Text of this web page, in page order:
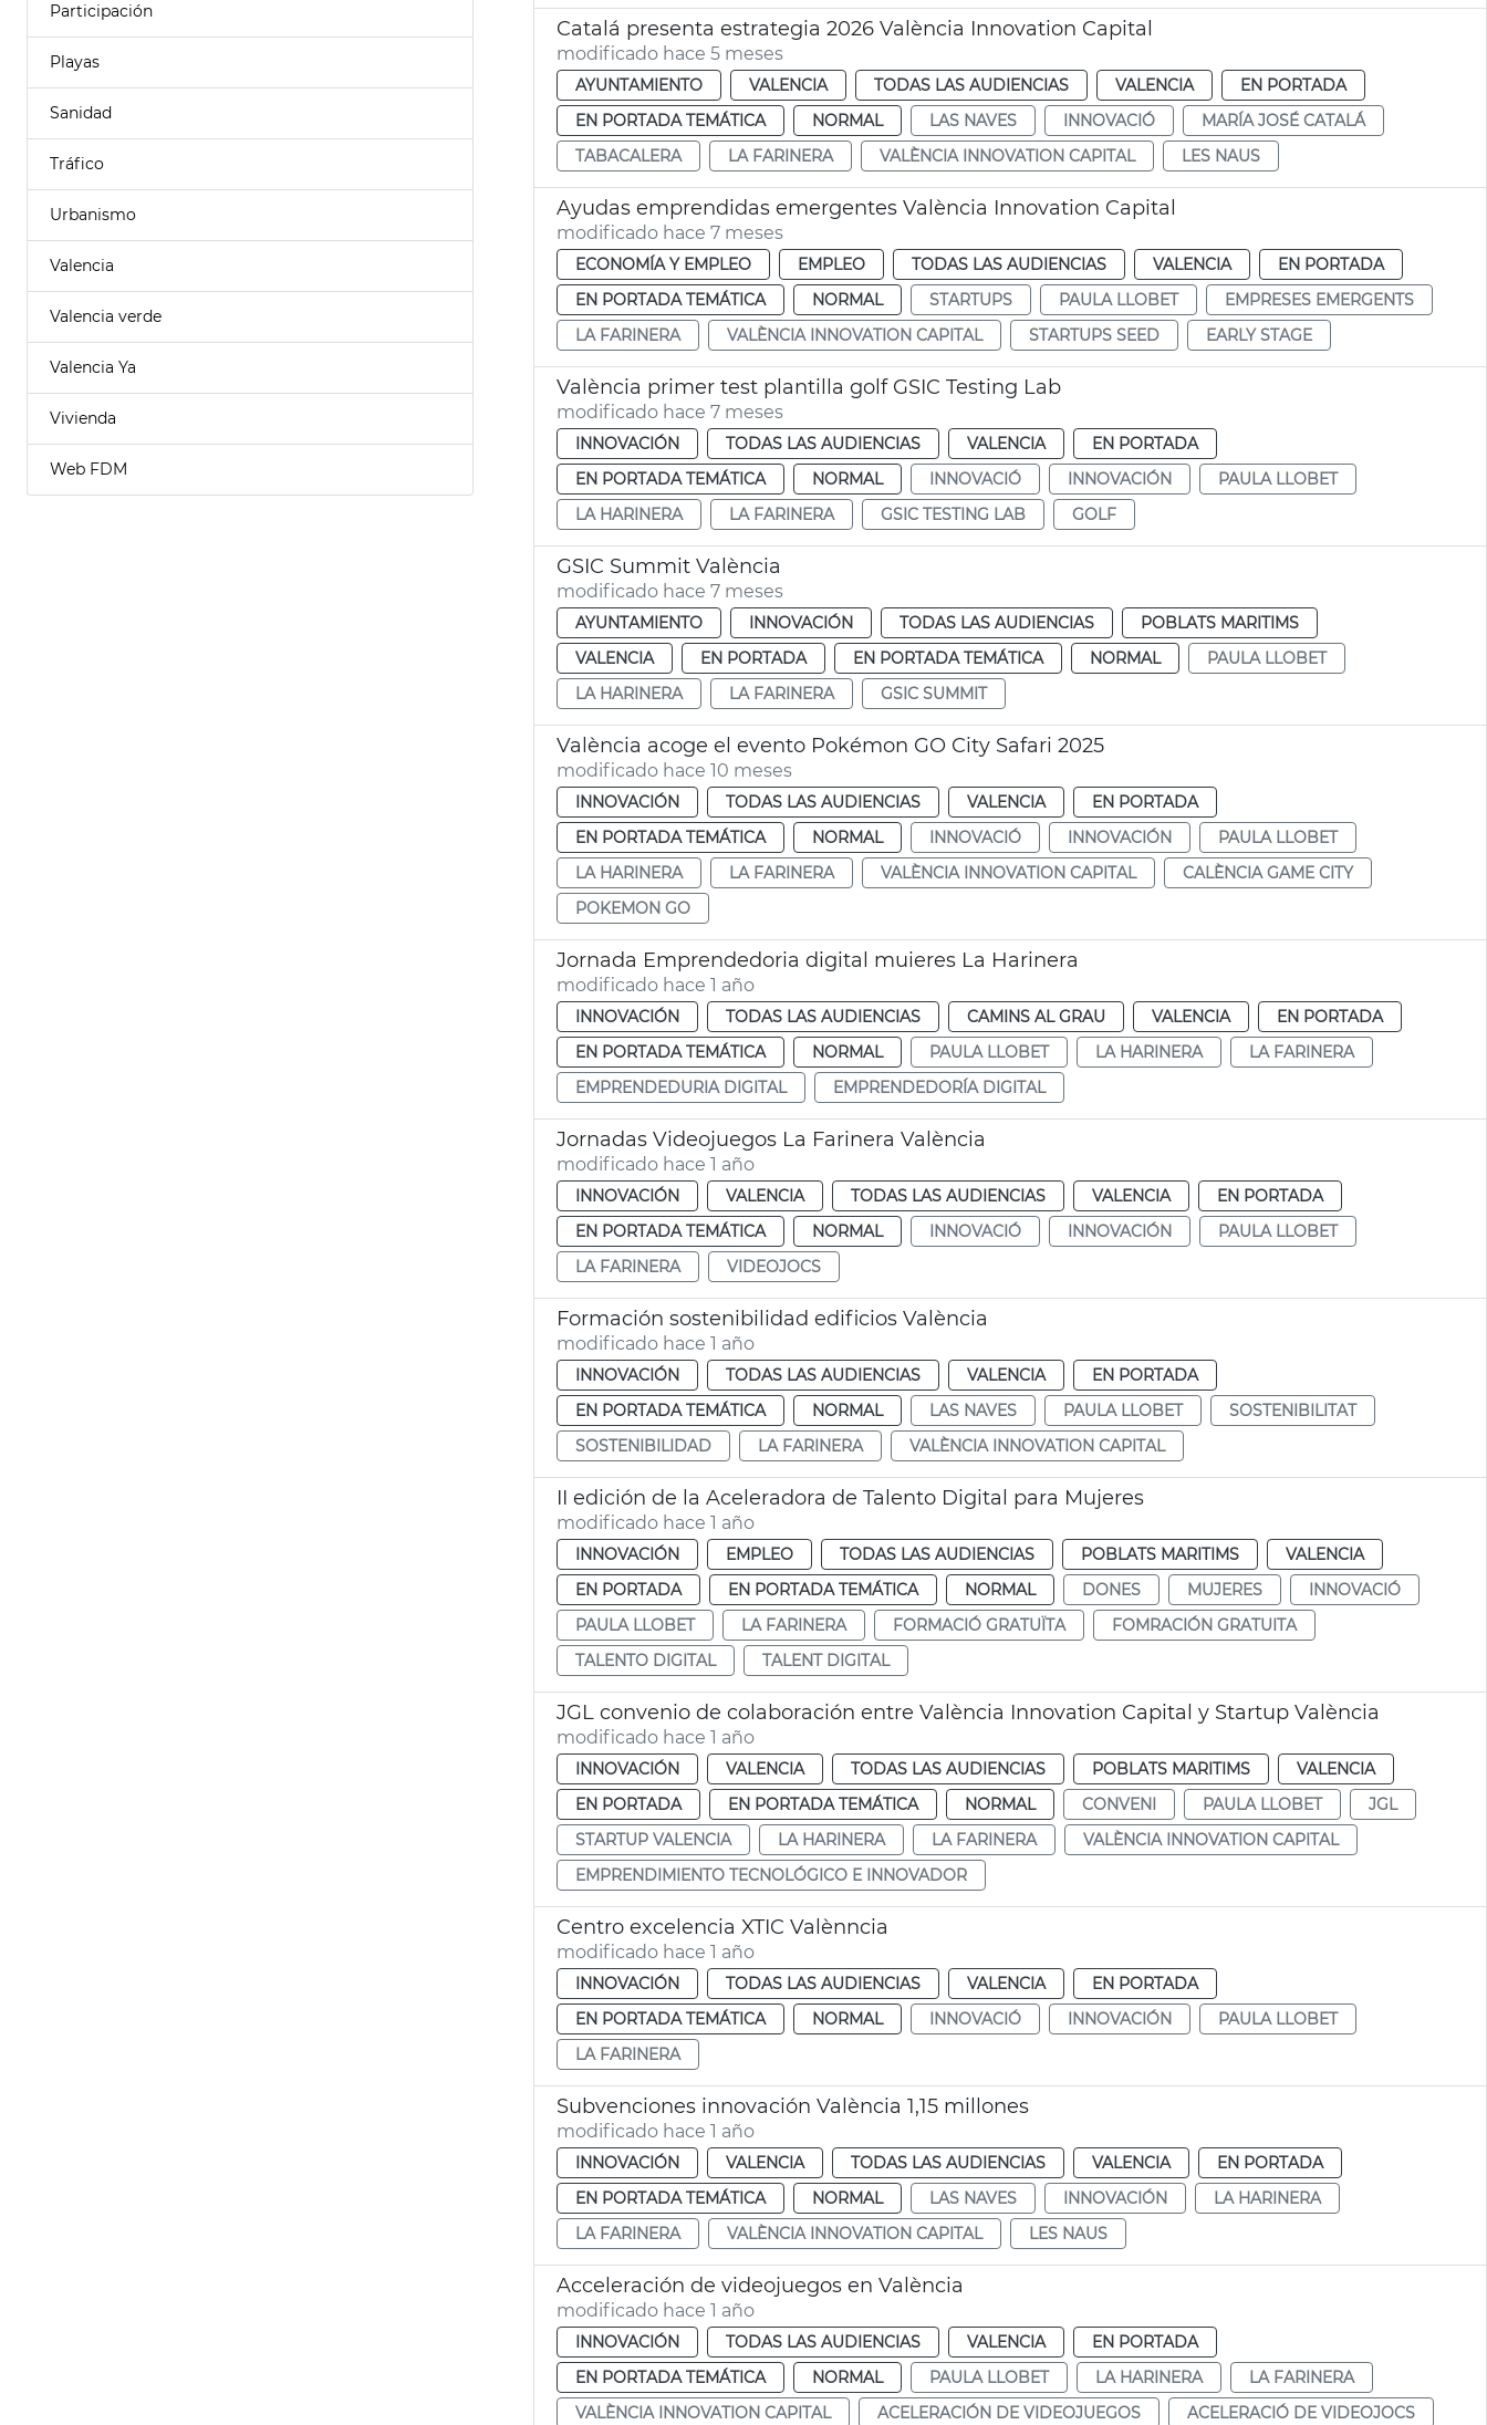
Participación
Playas
Sanidad
Tráfico
Urbanismo
Valencia
Valencia verde
Valencia Ya
Vivienda
Web FDM
Catalá presenta estrategia 2026 València Innovation Capital
modificado hace 5 meses
AYUNTAMIENTO VALENCIA TODAS LAS AUDIENCIAS VALENCIA
EN PORTADA
EN PORTADA TEMÁTICA
NORMAL LAS NAVES INNOVACIÓ
MARÍA JOSÉ CATALÁ
TABACALERA
LA FARINERA VALÈNCIA INNOVATION CAPITAL LES NAUS
Ayudas emprendidas emergentes València Innovation Capital
modificado hace 7 meses
ECONOMÍA Y EMPLEO EMPLEO TODAS LAS AUDIENCIAS VALENCIA
EN PORTADA
EN PORTADA TEMÁTICA
NORMAL STARTUPS PAULA LLOBET
EMPRESES EMERGENTS
LA FARINERA
VALÈNCIA INNOVATION CAPITAL STARTUPS SEED EARLY STAGE
València primer test plantilla golf GSIC Testing Lab
modificado hace 7 meses
INNOVACIÓN TODAS LAS AUDIENCIAS VALENCIA
EN PORTADA
EN PORTADA TEMÁTICA
NORMAL INNOVACIÓ INNOVACIÓN
PAULA LLOBET
LA HARINERA
LA FARINERA GSIC TESTING LAB GOLF
GSIC Summit València
modificado hace 7 meses
AYUNTAMIENTO INNOVACIÓN TODAS LAS AUDIENCIAS
POBLATS MARITIMS
VALENCIA
EN PORTADA EN PORTADA TEMÁTICA NORMAL
PAULA LLOBET
LA HARINERA
LA FARINERA GSIC SUMMIT
València acoge el evento Pokémon GO City Safari 2025
modificado hace 10 meses
INNOVACIÓN TODAS LAS AUDIENCIAS VALENCIA
EN PORTADA
EN PORTADA TEMÁTICA
NORMAL INNOVACIÓ INNOVACIÓN
PAULA LLOBET
LA HARINERA
LA FARINERA VALÈNCIA INNOVATION CAPITAL
CALÈNCIA GAME CITY
POKEMON GO
Jornada Emprendedoria digital muieres La Harinera
modificado hace 1 año
INNOVACIÓN TODAS LAS AUDIENCIAS CAMINS AL GRAU VALENCIA
EN PORTADA
EN PORTADA TEMÁTICA
NORMAL PAULA LLOBET LA HARINERA
LA FARINERA
EMPRENDEDURIA DIGITAL
EMPRENDEDORÍA DIGITAL
Jornadas Videojuegos La Farinera València
modificado hace 1 año
INNOVACIÓN VALENCIA TODAS LAS AUDIENCIAS VALENCIA
EN PORTADA
EN PORTADA TEMÁTICA
NORMAL INNOVACIÓ INNOVACIÓN
PAULA LLOBET
LA FARINERA
VIDEOJOCS
Formación sostenibilidad edificios València
modificado hace 1 año
INNOVACIÓN TODAS LAS AUDIENCIAS VALENCIA
EN PORTADA
EN PORTADA TEMÁTICA
NORMAL LAS NAVES PAULA LLOBET
SOSTENIBILITAT
SOSTENIBILIDAD
LA FARINERA VALÈNCIA INNOVATION CAPITAL
II edición de la Aceleradora de Talento Digital para Mujeres
modificado hace 1 año
INNOVACIÓN EMPLEO TODAS LAS AUDIENCIAS POBLATS MARITIMS
VALENCIA
EN PORTADA
EN PORTADA TEMÁTICA NORMAL DONES MUJERES
INNOVACIÓ
PAULA LLOBET
LA FARINERA FORMACIÓ GRATUÏTA
FOMRACIÓN GRATUITA
TALENTO DIGITAL
TALENT DIGITAL
JGL convenio de colaboración entre València Innovation Capital y Startup València
modificado hace 1 año
INNOVACIÓN VALENCIA TODAS LAS AUDIENCIAS POBLATS MARITIMS
VALENCIA
EN PORTADA
EN PORTADA TEMÁTICA NORMAL CONVENI PAULA LLOBET
JGL
STARTUP VALENCIA
LA HARINERA LA FARINERA
VALÈNCIA INNOVATION CAPITAL
EMPRENDIMIENTO TECNOLÓGICO E INNOVADOR
Centro excelencia XTIC Valènncia
modificado hace 1 año
INNOVACIÓN TODAS LAS AUDIENCIAS VALENCIA
EN PORTADA
EN PORTADA TEMÁTICA
NORMAL INNOVACIÓ INNOVACIÓN
PAULA LLOBET
LA FARINERA
Subvenciones innovación València 1,15 millones
modificado hace 1 año
INNOVACIÓN VALENCIA TODAS LAS AUDIENCIAS VALENCIA
EN PORTADA
EN PORTADA TEMÁTICA
NORMAL LAS NAVES INNOVACIÓN
LA HARINERA
LA FARINERA
VALÈNCIA INNOVATION CAPITAL LES NAUS
Acceleración de videojuegos en València
modificado hace 1 año
INNOVACIÓN TODAS LAS AUDIENCIAS VALENCIA
EN PORTADA
EN PORTADA TEMÁTICA
NORMAL PAULA LLOBET LA HARINERA
LA FARINERA
VALÈNCIA INNOVATION CAPITAL
ACELERACIÓN DE VIDEOJUEGOS ACELERACIÓ DE VIDEOJOCS